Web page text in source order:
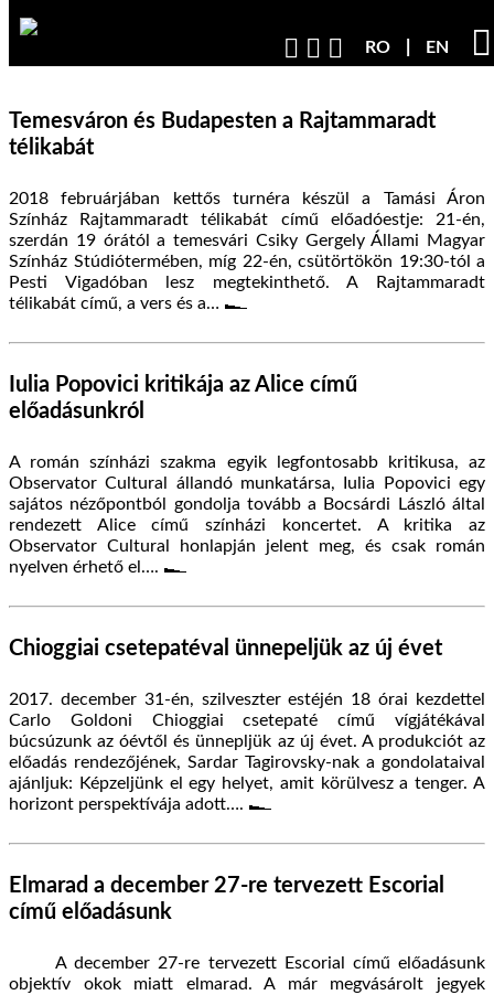
RO EN
Temesváron és Budapesten a Rajtammaradt
télikabát
2018 februárjában kettős turnéra készül a Tamási Áron
Színház Rajtammaradt télikabát című előadóestje: 21-én,
szerdán 19 órától a temesvári Csiky Gergely Állami Magyar
Színház Stúdiótermében, míg 22-én, csütörtökön 19:30-tól a
Pesti Vigadóban lesz megtekinthető. A Rajtammaradt
télikabát című, a vers és a…
Iulia Popovici kritikája az Alice című
előadásunkról
A román színházi szakma egyik legfontosabb kritikusa, az
Observator Cultural állandó munkatársa, Iulia Popovici egy
sajátos nézőpontból gondolja tovább a Bocsárdi László által
rendezett Alice című színházi koncertet. A kritika az
Observator Cultural honlapján jelent meg, és csak román
nyelven érhető el….
Chioggiai csetepatéval ünnepeljük az új évet
2017. december 31-én, szilveszter estéjén 18 órai kezdettel
Carlo Goldoni Chioggiai csetepaté című vígjátékával
búcsúzunk az óévtől és ünnepljük az új évet. A produkciót az
előadás rendezőjének, Sardar Tagirovsky-nak a gondolataival
ajánljuk: Képzeljünk el egy helyet, amit körülvesz a tenger. A
horizont perspektívája adott….
Elmarad a december 27-re tervezett Escorial
című előadásunk
A december 27-re tervezett Escorial című előadásunk
objektív okok miatt elmarad. A már megvásárolt jegyek